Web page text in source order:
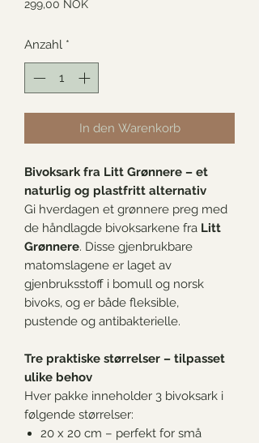
299,00 NOKPreis
Anzahl *
In den Warenkorb
Bivoksark fra Litt Grønnere – et
naturlig og plastfritt alternativ
Gi hverdagen et grønnere preg med
de håndlagde bivoksarkene fra Litt
Grønnere. Disse gjenbrukbare
matomslagene er laget av
gjenbruksstoff i bomull og norsk
bivoks, og er både fleksible,
pustende og antibakterielle.
Tre praktiske størrelser – tilpasset
ulike behov
Hver pakke inneholder 3 bivoksark i
følgende størrelser:
20 x 20 cm – perfekt for små